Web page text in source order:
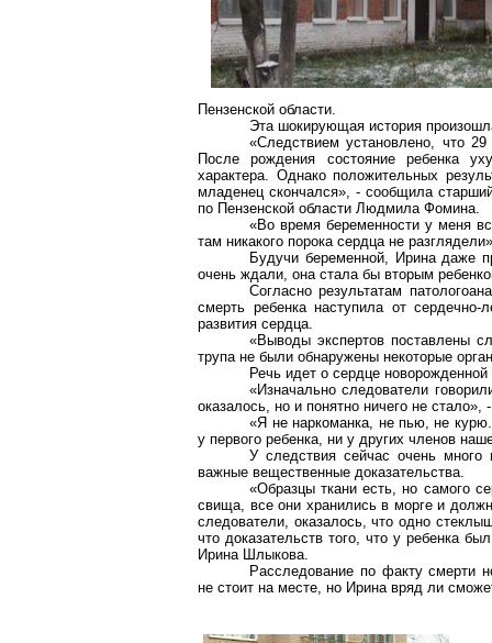
Пензенской области.
Эта шокирующая история
«Следствием установлено, что
После рождения состояние ребенка
характера. Однако положительных
младенец скончался», - сообщила
по Пензенской области Людмила Фомина.
«Во время беременности у меня
там никакого порока сердца не
Будучи беременной, Ирина даже
очень ждали, она стала бы вторым
Согласно результатам
смерть ребенка наступила от сердечно-
развития сердца.
«Выводы экспертов поставлены
трупа не были обнаружены некоторые
Речь идет о сердце
«Изначально следователи
оказалось, но и понятно ничего не
«Я не наркоманка, не пью, не
у первого ребенка, ни у других членов
У следствия сейчас очень
важные вещественные доказательства.
«Образцы ткани есть, но самого
свища, все они хранились в морге и
следователи, оказалось, что одно
что доказательств того, что у ребенка
Ирина Шлыкова.
Расследование по факту смерти
не стоит на месте, но Ирина вряд ли